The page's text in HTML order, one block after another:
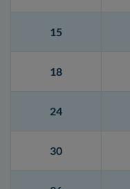
15
18
24
30